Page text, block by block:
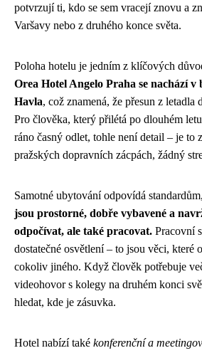
potvrzují ti, kdo se sem vracejí znovu a
Varšavy nebo z druhého konce světa.
Poloha hotelu je jedním z klíčových
Orea Hotel Angelo Praha se nachází
Havla, což znamená, že přesun z
Pro člověka, který přilétá po dlouhém
ráno časný odlet, tohle není detail – je to
pražských dopravních zácpách, žádný
Samotné ubytování odpovídá
jsou prostorné, dobře vybavené a
odpočívat, ale také pracovat. Pracovní
dostatečné osvětlení – to jsou věci,
cokoliv jiného. Když člověk potřebuje
videohovor s kolegy na druhém konci
hledat, kde je zásuvka.
Hotel nabízí také konferenční a